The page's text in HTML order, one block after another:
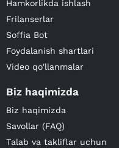
Hamkorlikda ishlash
Frilanserlar
Soffia Bot
Foydalanish shartlari
Video qo'llanmalar
Biz haqimizda
Biz haqimizda
Savollar (FAQ)
Talab va takliflar uchun